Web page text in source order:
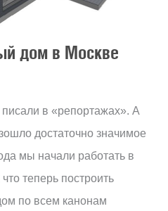
дом в Москве
в «репортажах». А
достаточно значимое
мы начали работать в
теперь построить
по всем канонам